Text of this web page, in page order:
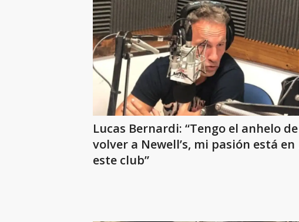
Lucas Bernardi: “Tengo el anhelo de
volver a Newell’s, mi pasión está en
este club”